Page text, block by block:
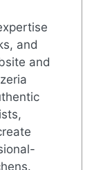
and
and